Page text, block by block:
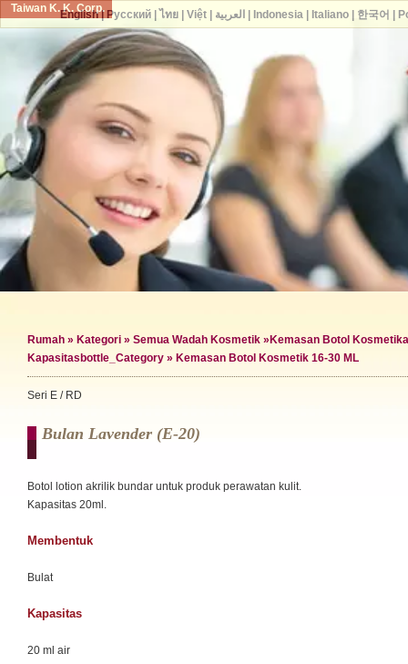
Taiwan K. K. Corp.
Rumah » Kategori » Semua Wadah Kosmetik » Kemasan Botol Kosmetik
Kapasitas bottle_Category » Kemasan Botol Kosmetik 16-30 ML
Seri E / RD
Bulan Lavender (e-20)
Botol lotion akrilik bundar untuk produk perawatan kulit.
Kapasitas 20ml.
Membentuk
Bulat
Kapasitas
20 ml air
English| Русский| ไทย| Việt| العربية Indonesia| Italiano| 한국어